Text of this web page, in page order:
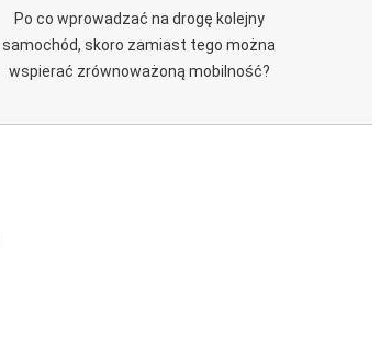
Po co wprowadzać na drogę kolejny
samochód, skoro zamiast tego można
wspierać zrównoważoną mobilność?